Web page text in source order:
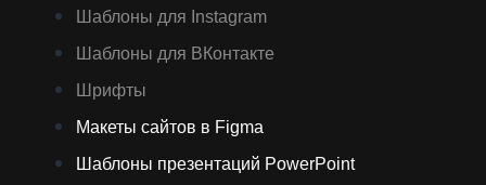
Шаблоны для Instagram
Шаблоны для ВКонтакте
Шрифты
Макеты сайтов в Figma
Шаблоны презентаций PowerPoint